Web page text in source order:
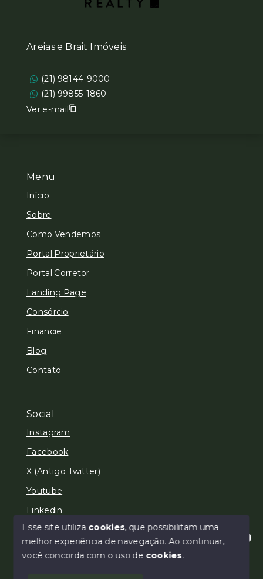
Menu
Início
Sobre
Como Vendemos
Portal Proprietário
Portal Corretor
Landing Page
Consórcio
Financie
Blog
Contato
Social
Instagram
Facebook
X (Antigo Twitter)
Youtube
Linkedin
© Copyright 2026 - Areias e Brait Imóveis - Todos os
Areias e Brait Imóveis
(21) 98144-9000
(21) 99855-1860
Ver e-mail
Olá! Estamos disponíveis para te ajudar.
Esse site utiliza cookies, que possibilitam uma
melhor experiência de navegação.Ao continuar,
você concorda com o uso de cookies.